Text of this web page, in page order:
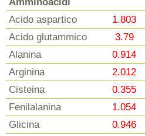
Acido aspartico
1.803
Acido glutammico
3.79
Alanina
0.914
Arginina
2.012
Cisteina
0.355
Fenilalanina
1.054
Glicina
0.946